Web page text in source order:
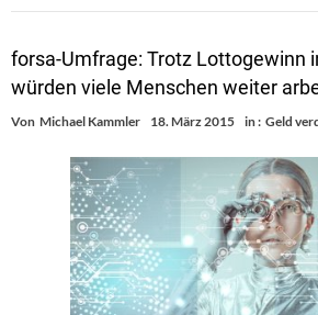
forsa-Umfrage: Trotz Lottogewinn
würden viele Menschen weiter
Von Michael Kammler 18. März 2015 in : Geld